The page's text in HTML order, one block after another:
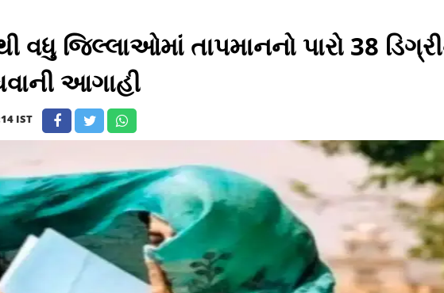
વધુ જિલ્લાઓમાં તાપમાનનો પારો 38
આગાહી
IST